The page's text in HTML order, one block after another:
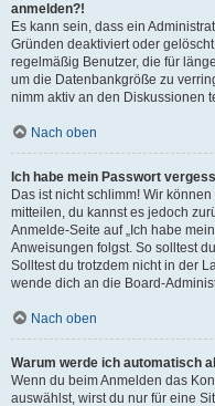
anmelden?!
Es kann sein, dass ein
Gründen deaktiviert oder
regelmäßig Benutzer, die für
um die Datenbankgröße zu
nimm aktiv an den Diskussionen
Nach oben
Ich habe mein Passwort
Das ist nicht schlimm! Wir
mitteilen, du kannst es jedoch
Anmelde-Seite auf „Ich habe
Anweisungen folgst. So solltest
Solltest du trotzdem nicht in der
wende dich an die Board-
Nach oben
Warum werde ich automatisch
Wenn du beim Anmelden das
auswählst, wirst du nur für eine